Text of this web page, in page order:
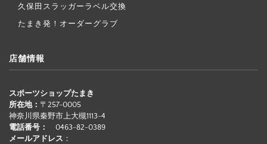
久保田スラッガーラベル交換
たまき発！オーダーグラブ
店舗情報
スポーツショップたまき
所在地： 〒257-0005
神奈川県秦野市上大槻1113-4
電話番号：
0463-82-0389
メールアドレス ：